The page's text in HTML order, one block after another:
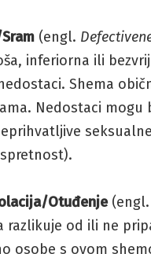
(engl.
inferiorna ili
Shema
Nedostaci
Otuđenje (engl.
razlikuje od ili ne
osobe s ovom